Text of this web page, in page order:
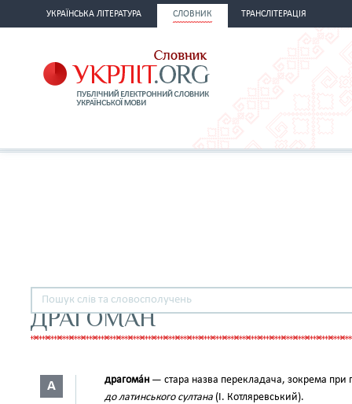
УКРАЇНСЬКА ЛІТЕРАТУРА СЛОВНИК ТРАНСЛІТЕРАЦІЯ
ДРАГОМАН
А драгома́н — стара назва перекладача, зокрема при
до латинського султана (І. Котля­ревський).